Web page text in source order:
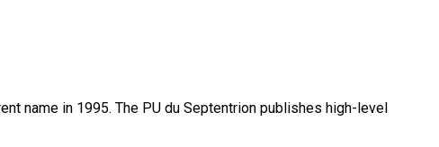
name in 1995. The PU du Septentrion publishes high-level